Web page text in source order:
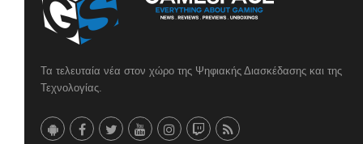
Τα τελευταία νέα στον χώρο της Ψηφιακής Διασκέδασης και της
Τεχνολογίας.